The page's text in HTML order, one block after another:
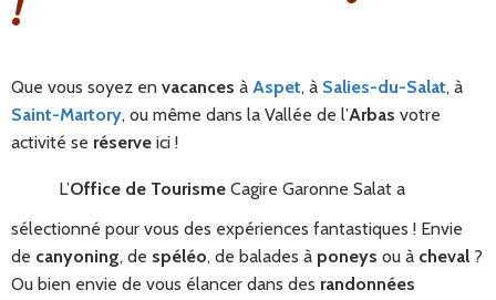
Que vous soyez en vacances à Aspet, à Salies-du-Salat, à
Saint-Martory, ou même dans la Vallée de l’Arbas votre
activité se réserve ici !
L’Office de Tourisme Cagire Garonne Salat a
sélectionné pour vous des expériences fantastiques ! Envie
de canyoning, de spéléo, de balades à poneys ou à cheval ?
Ou bien envie de vous élancer dans des randonnées